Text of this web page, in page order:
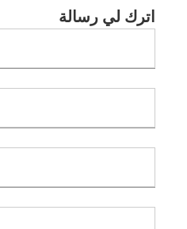
الكبد B والحماية الأولية من سرطان الكبد؟اترك لي رسالة